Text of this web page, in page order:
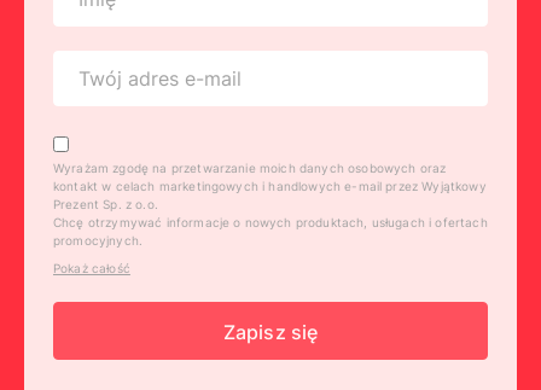
Wyrażam zgodę na przetwarzanie moich danych osobowych oraz
kontakt w celach marketingowych i handlowych e-mail przez Wyjątkowy
Prezent Sp. z o.o.
Chcę otrzymywać informacje o nowych produktach, usługach i ofertach
promocyjnych.
Pokaż całość
Zapisz się